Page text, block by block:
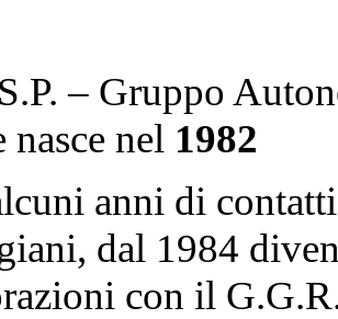
– Gruppo
nasce nel 1982
anni di
dal 1984
con il